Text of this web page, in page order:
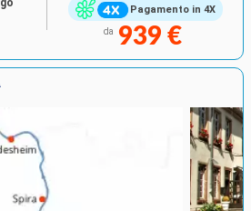
Pagamento in 4X
da 939 €